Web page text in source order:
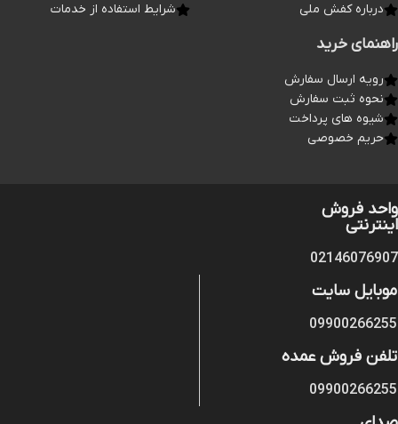
درباره کفش ملی
شرایط استفاده از خدمات
راهنمای خرید
رویه ارسال سفارش
نحوه ثبت سفارش
شیوه های پرداخت
حریم خصوصی
واحد فروش
اینترنتی
02146076907
موبایل سایت
09900266255
تلفن فروش عمده
09900266255